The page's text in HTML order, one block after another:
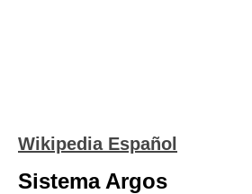
Wikipedia Español
Sistema Argos